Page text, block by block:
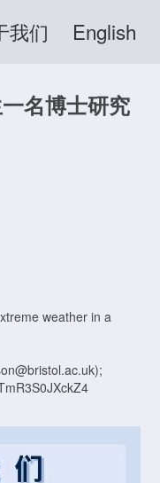
我们 English
名博士研究
weather in a